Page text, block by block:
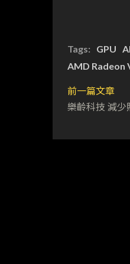
Tags: GPU
AMD Radeon
前一篇文章
樂齡科技 減少